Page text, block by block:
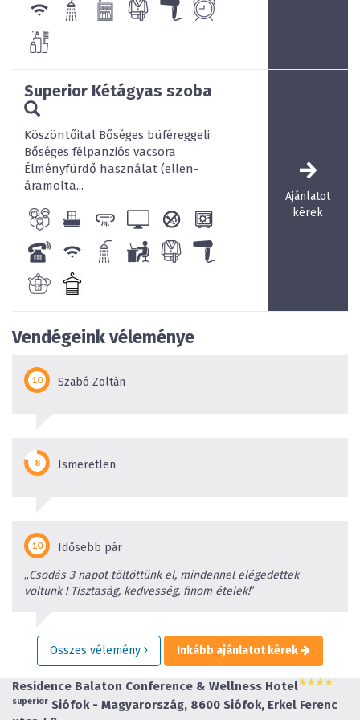
Superior Kétágyas szoba
Köszöntőital Bőséges büféreggeli
Bőséges félpanziós vacsora
Élményfürdő használat (ellen-
áramolta...
Ajánlatot
kérek
Vendégeink véleménye
Szabó Zoltán
Ismeretlen
Idősebb pár
„Csodás 3 napot töltöttünk el, mindennel elégedettek
voltunk ! Tisztaság, kedvesség, finom ételek!”
Összes vélemény Inkább ajánlatot kérek
Residence Balaton Conference & Wellness Hotel
superior Siófok - Magyarország, 8600 Siófok, Erkel Ferenc